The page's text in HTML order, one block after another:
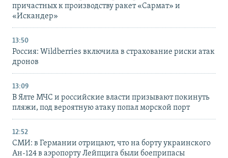
причастных к производству ракет «Сармат» и
«Искандер»
13:50
Россия: Wildberries включила в страхование риски атак
дронов
13:09
В Ялте МЧС и российские власти призывают покинуть
пляжи, под вероятную атаку попал морской порт
12:52
СМИ: в Германии отрицают, что на борту украинского
Ан-124 в аэропорту Лейпцига были боеприпасы